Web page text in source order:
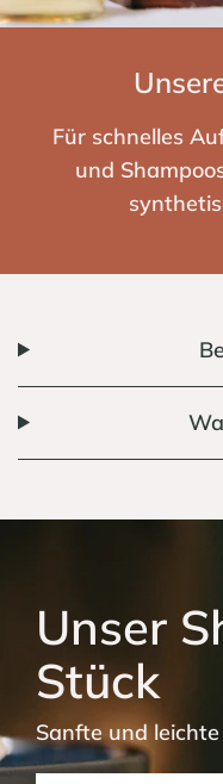
Für schnelles
und
Unser
Stück
Sanfte und